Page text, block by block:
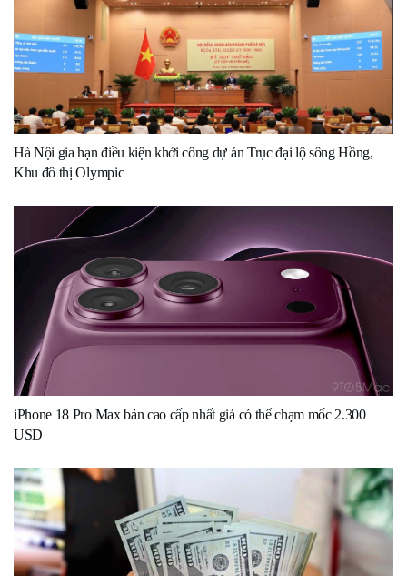
Hà Nội gia hạn điều kiện khởi công dự án Trục đại lộ sông Hồng,
Khu đô thị Olympic
iPhone 18 Pro Max bản cao cấp nhất giá có thể chạm mốc 2.300
USD